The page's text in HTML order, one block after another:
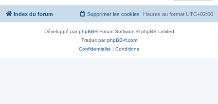
Index du forum Heures au format UTC+02:00
Supprimer les cookies
Développé parphpBB® Forum Software © phpBB Limited
Traduit parphpBB-fr.com
Confidentialité | Conditions